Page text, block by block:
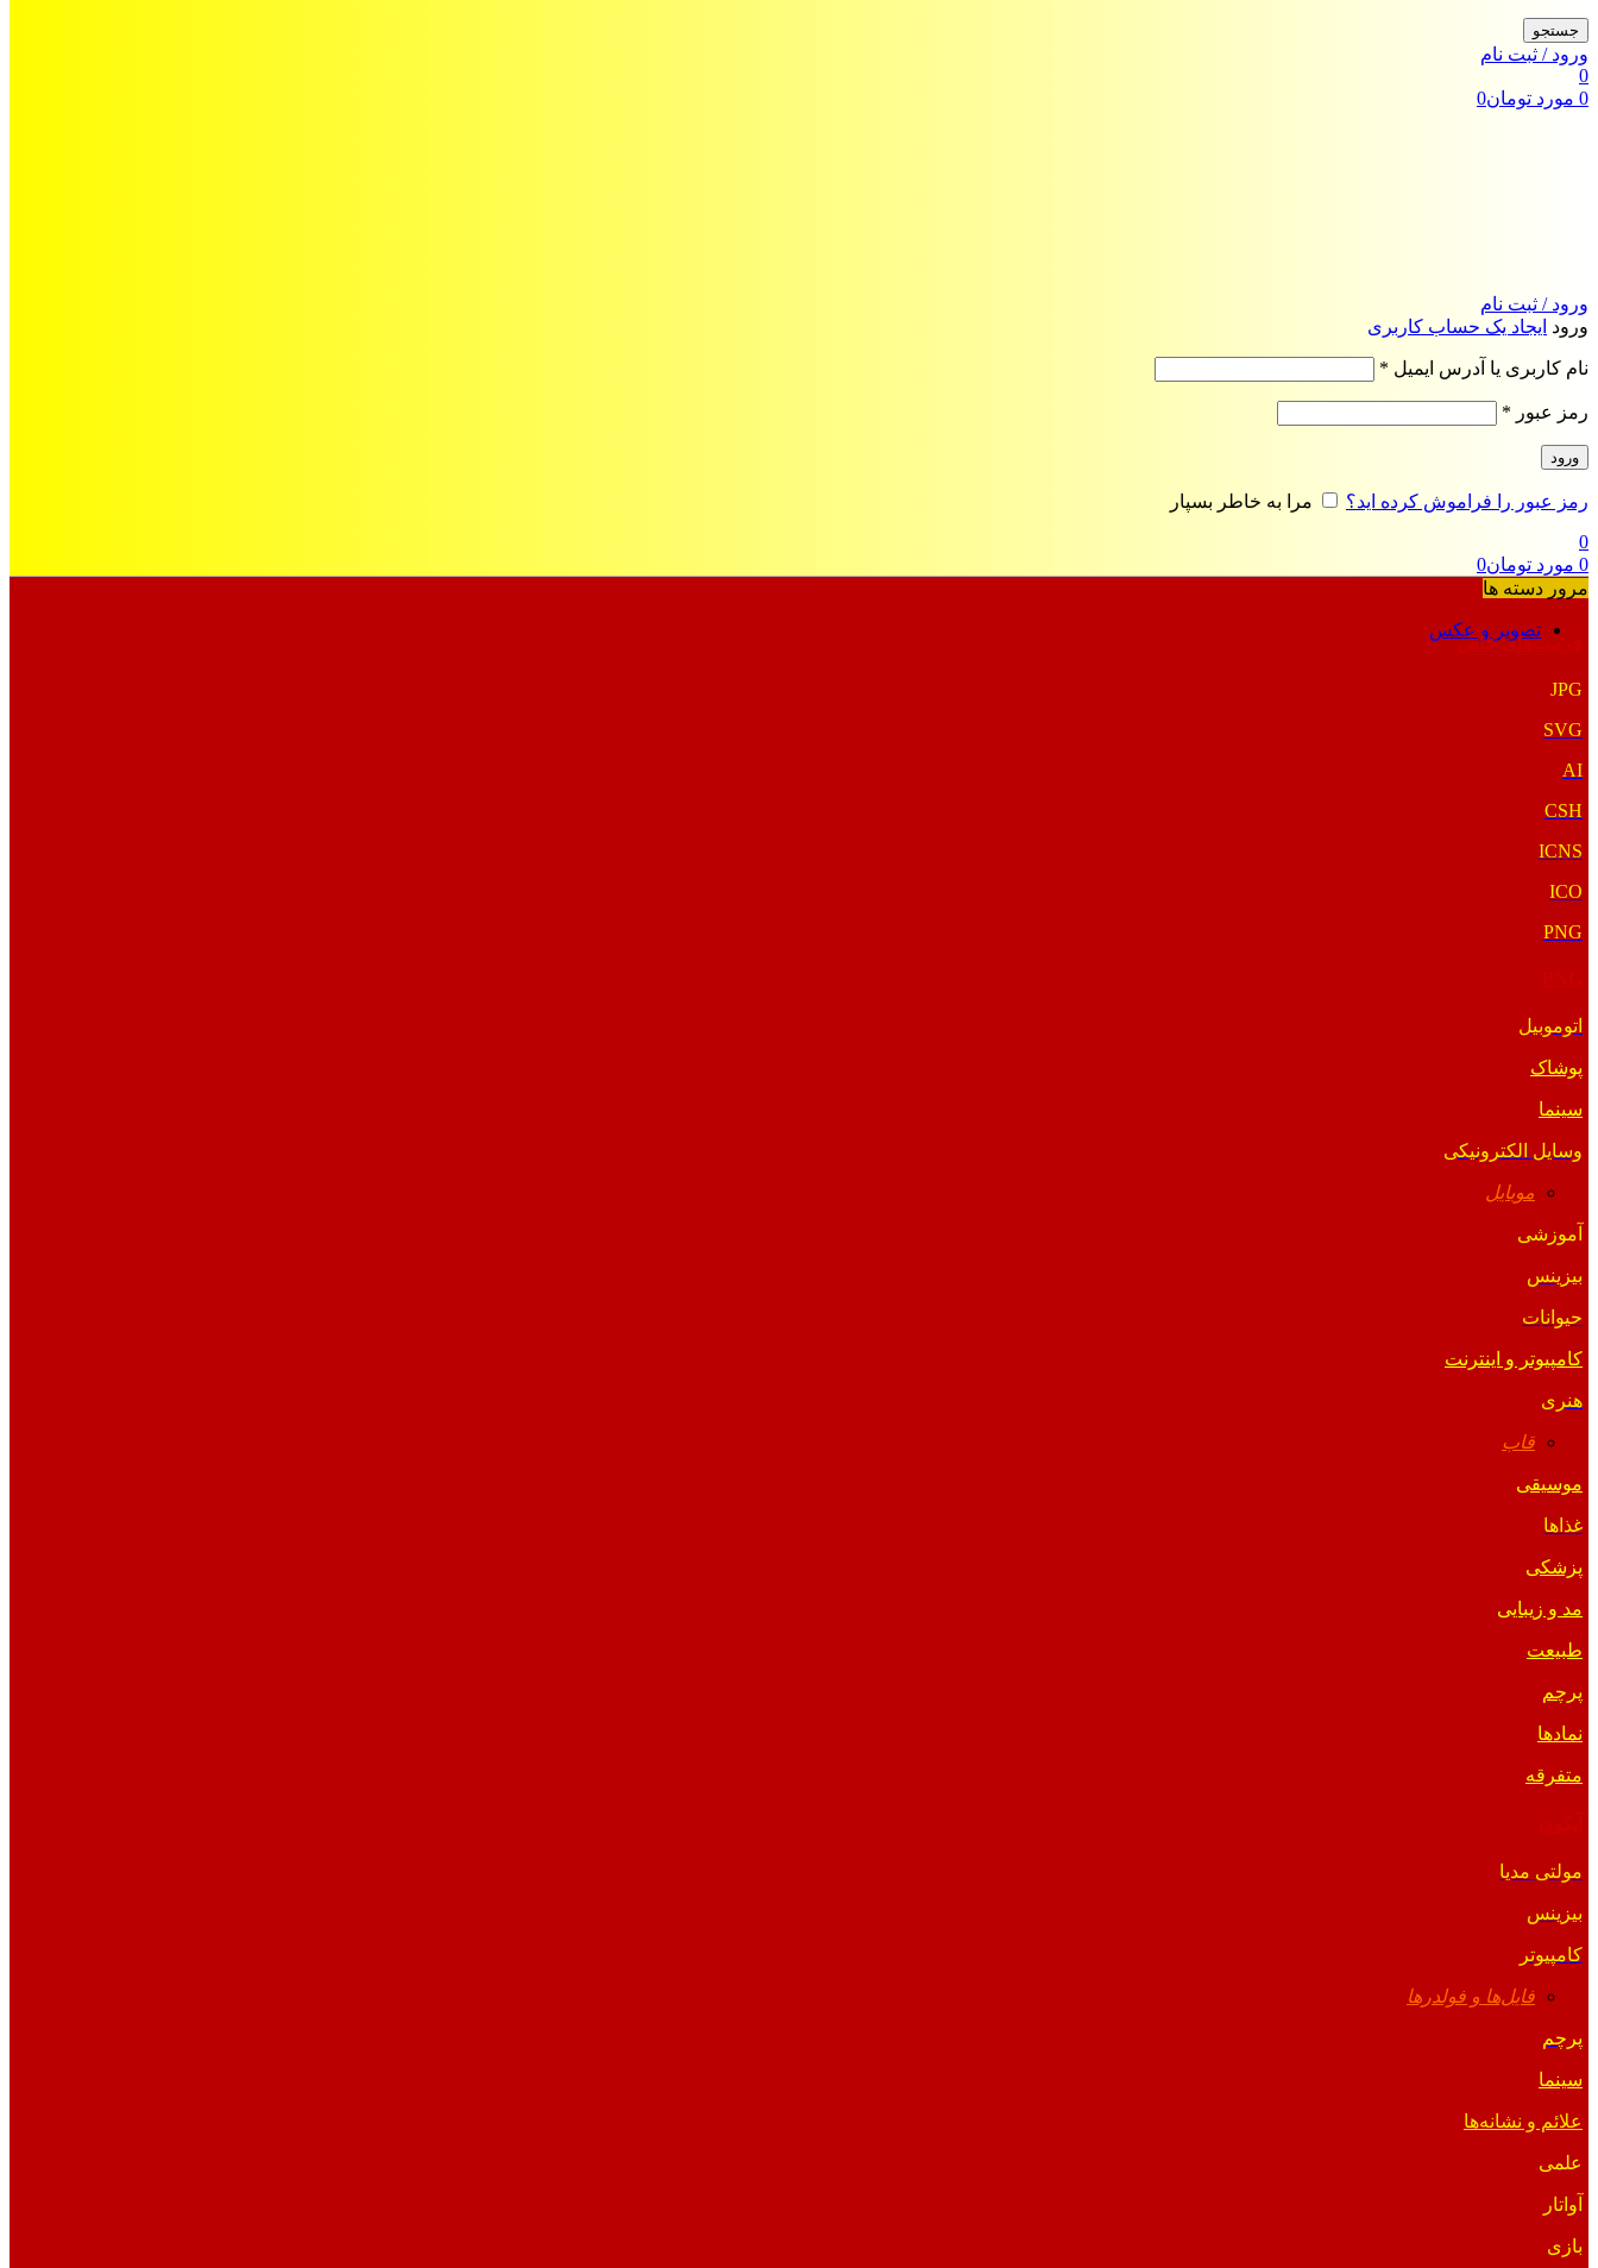
جستجو
ورود / ثبت نام
0
0 مورد تومان0
ورود / ثبت نام
ورود ایجاد یک حساب کاربری
نام کاربری یا آدرس ایمیل *
رمز عبور *
ورود
رمز عبور را فراموش کرده اید؟
مرا به خاطر بسپار
0
0 مورد تومان0
مرور دسته ها
تصویر و عکس
فرمت‌های خاص
JPG
SVG
AI
CSH
ICNS
ICO
PNG
اتوموبیل
پوشاک
سینما
وسایل الکترونیکی
موبایل
آموزشی
بیزینس
حیوانات
کامپیوتر و اینترنت
هنری
قاب
موسیقی
غذاها
پزشکی
مد و زیبایی
طبیعت
پرچم
نمادها
متفرقه
مولتی مدیا
بیزینس
کامپیوتر
فایل‌ها و فولدرها
پرچم
سینما
علائم و نشانه‌ها
علمی
آواتار
بازی